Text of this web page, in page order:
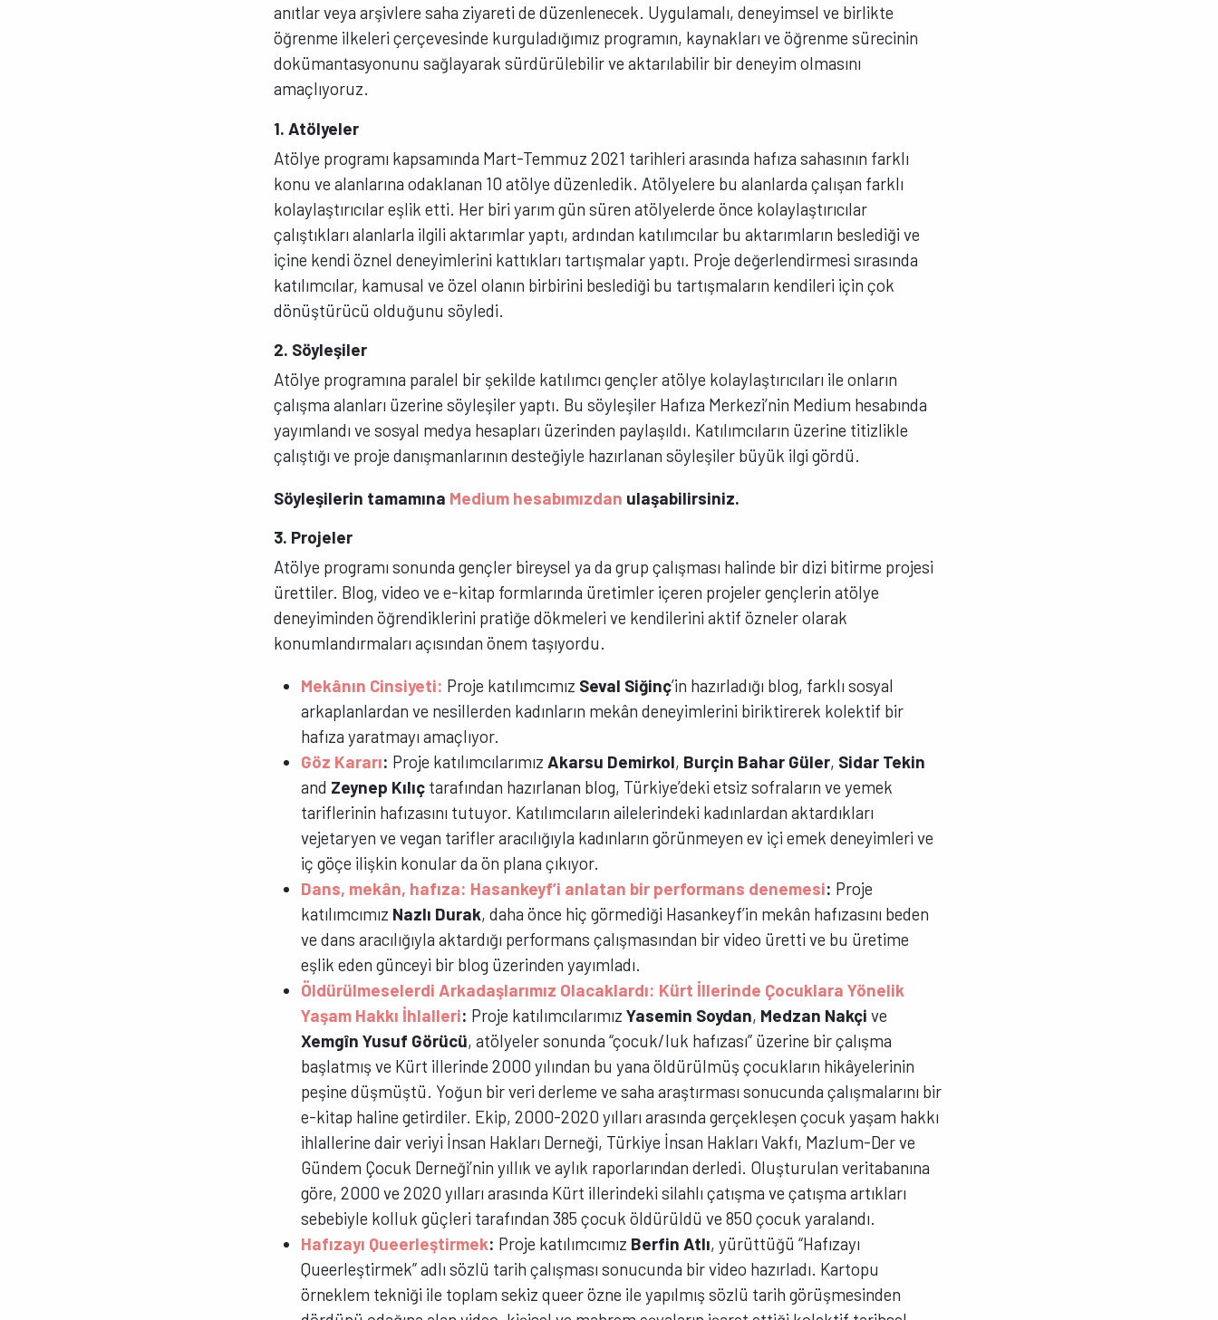
anıtlar veya arşivlere saha ziyareti de düzenlenecek. Uygulamalı, deneyimsel ve birlikte
öğrenme ilkeleri çerçevesinde kurguladığımız programın, kaynakları ve öğrenme sürecinin
dokümantasyonunu sağlayarak sürdürülebilir ve aktarılabilir bir deneyim olmasını
amaçlıyoruz.
1. Atölyeler
Atölye programı kapsamında Mart-Temmuz 2021 tarihleri arasında hafıza sahasının farklı
konu ve alanlarına odaklanan 10 atölye düzenledik. Atölyelere bu alanlarda çalışan farklı
kolaylaştırıcılar eşlik etti. Her biri yarım gün süren atölyelerde önce kolaylaştırıcılar
çalıştıkları alanlarla ilgili aktarımlar yaptı, ardından katılımcılar bu aktarımların beslediği ve
içine kendi öznel deneyimlerini kattıkları tartışmalar yaptı. Proje değerlendirmesi sırasında
katılımcılar, kamusal ve özel olanın birbirini beslediği bu tartışmaların kendileri için çok
dönüştürücü olduğunu söyledi.
2. Söyleşiler
Atölye programına paralel bir şekilde katılımcı gençler atölye kolaylaştırıcıları ile onların
çalışma alanları üzerine söyleşiler yaptı. Bu söyleşiler Hafıza Merkezi’nin Medium hesabında
yayımlandı ve sosyal medya hesapları üzerinden paylaşıldı. Katılımcıların üzerine titizlikle
çalıştığı ve proje danışmanlarının desteğiyle hazırlanan söyleşiler büyük ilgi gördü.
Söyleşilerin tamamına Medium hesabımızdan ulaşabilirsiniz.
3. Projeler
Atölye programı sonunda gençler bireysel ya da grup çalışması halinde bir dizi bitirme projesi
ürettiler. Blog, video ve e-kitap formlarında üretimler içeren projeler gençlerin atölye
deneyiminden öğrendiklerini pratiğe dökmeleri ve kendilerini aktif özneler olarak
konumlandırmaları açısından önem taşıyordu.
Mekânın Cinsiyeti: Proje katılımcımız Seval Siğinç’in hazırladığı blog, farklı sosyal
arkaplanlardan ve nesillerden kadınların mekân deneyimlerini biriktirerek kolektif bir
hafıza yaratmayı amaçlıyor.
Göz Kararı: Proje katılımcılarımız Akarsu Demirkol, Burçin Bahar Güler, Sidar Tekin
and Zeynep Kılıç tarafından hazırlanan blog, Türkiye’deki etsiz sofraların ve yemek
tariflerinin hafızasını tutuyor. Katılımcıların ailelerindeki kadınlardan aktardıkları
vejetaryen ve vegan tarifler aracılığıyla kadınların görünmeyen ev içi emek deneyimleri ve
iç göçe ilişkin konular da ön plana çıkıyor.
Dans, mekân, hafıza: Hasankeyf’i anlatan bir performans denemesi: Proje
katılımcımız Nazlı Durak, daha önce hiç görmediği Hasankeyf’in mekân hafızasını beden
ve dans aracılığıyla aktardığı performans çalışmasından bir video üretti ve bu üretime
eşlik eden günceyi bir blog üzerinden yayımladı.
Öldürülmeselerdi Arkadaşlarımız Olacaklardı: Kürt İllerinde Çocuklara Yönelik
Yaşam Hakkı İhlalleri: Proje katılımcılarımız Yasemin Soydan, Medzan Nakçi ve
Xemgîn Yusuf Görücü, atölyeler sonunda “çocuk/luk hafızası” üzerine bir çalışma
başlatmış ve Kürt illerinde 2000 yılından bu yana öldürülmüş çocukların hikâyelerinin
peşine düşmüştü. Yoğun bir veri derleme ve saha araştırması sonucunda çalışmalarını bir
e-kitap haline getirdiler. Ekip, 2000-2020 yılları arasında gerçekleşen çocuk yaşam hakkı
ihlallerine dair veriyi İnsan Hakları Derneği, Türkiye İnsan Hakları Vakfı, Mazlum-Der ve
Gündem Çocuk Derneği’nin yıllık ve aylık raporlarından derledi. Oluşturulan veritabanına
göre, 2000 ve 2020 yılları arasında Kürt illerindeki silahlı çatışma ve çatışma artıkları
sebebiyle kolluk güçleri tarafından 385 çocuk öldürüldü ve 850 çocuk yaralandı.
Hafızayı Queerleştirmek: Proje katılımcımız Berfin Atlı, yürüttüğü “Hafızayı
Queerleştirmek” adlı sözlü tarih çalışması sonucunda bir video hazırladı. Kartopu
örneklem tekniği ile toplam sekiz queer özne ile yapılmış sözlü tarih görüşmesinden